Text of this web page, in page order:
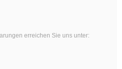
erreichen Sie uns unter: